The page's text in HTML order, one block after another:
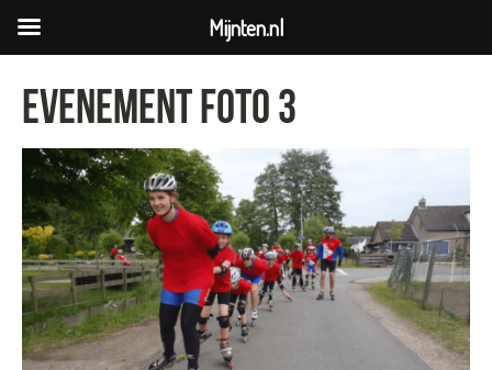
Evenement foto 3
Mijnten.nl